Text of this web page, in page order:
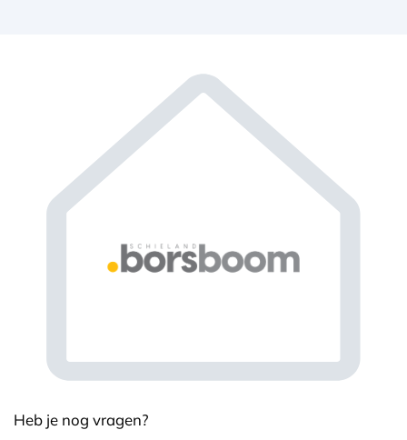
Heb je nog vragen?